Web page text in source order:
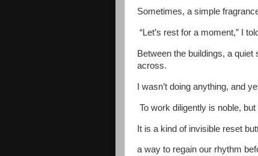
Sometimes, a simple
“Let’s rest for a moment,” I
Between the buildings, a
across.
I wasn’t doing anything, and
To work diligently is noble,
It is a kind of invisible reset
a way to regain our rhythm